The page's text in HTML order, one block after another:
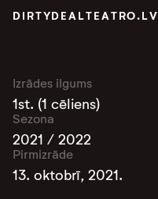
DIRTYDEALTEATRO.LV
Izrādes ilgums
1st. (1 cēliens)
Sezona
2021 / 2022
Pirmizrāde
13. oktobrī, 2021.